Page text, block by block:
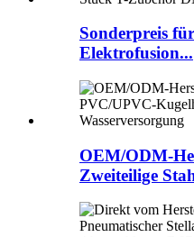
Sonderpreis
Elektrofusion...
OEM/ODM-
Zweiteilige